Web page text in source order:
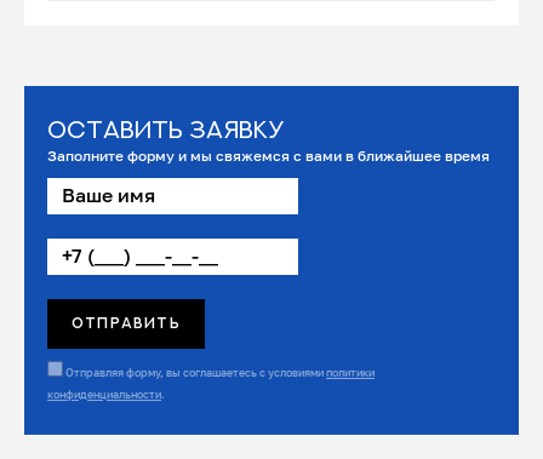
Оставить заявку
Заполните форму и мы свяжемся с вами в ближайшее время
Отправляя форму, вы соглашаетесь с условиямиполитики
конфиденциальности.